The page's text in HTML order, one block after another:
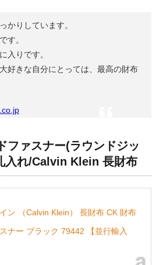
かりしています。
す。
入りです。
好きな自分にとっては、最高の財布
ァスナー(ラウンドジッ
入れ/Calvin Klein 長財布
ン （Calvin Klein） 長財布 CK 財布
ナー ブラック 79442 【並行輸入